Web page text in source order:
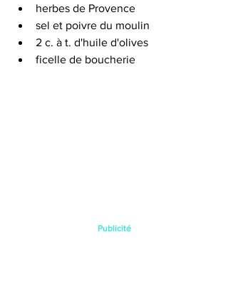
herbes de Provence
sel et poivre du moulin
2 c. à t. d'huile d'olives
ficelle de boucherie
Publicité